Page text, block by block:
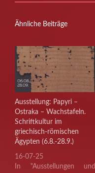
Ähnliche Beiträge
Ausstellung: Papyri –
Ostraka – Wachstafeln.
Schriftkultur im
griechisch-römischen
Ägypten (6.8.-28.9.)
16-07-25
In "Ausstellungen und